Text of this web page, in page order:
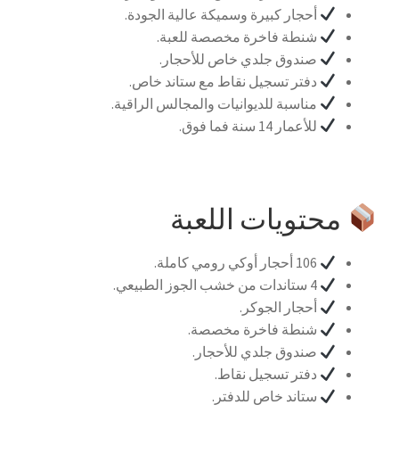
أحجار كبيرة وسميكة عالية الجودة.
شنطة فاخرة مخصصة للعبة.
صندوق جلدي خاص للأحجار.
دفتر تسجيل نقاط مع ستاند خاص.
مناسبة للديوانيات والمجالس الراقية.
للأعمار 14 سنة فما فوق.
محتويات اللعبة
أحجار الجوكر.
شنطة فاخرة مخصصة.
صندوق جلدي للأحجار.
دفتر تسجيل نقاط.
ستاند خاص للدفتر.